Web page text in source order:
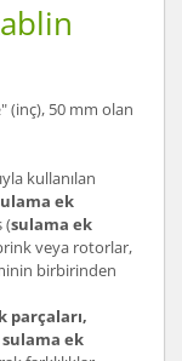
(inç), 50 mm olan
kullanılan
ek
(sulama ek
veya rotorlar,
birbirinden
parçaları,
ek